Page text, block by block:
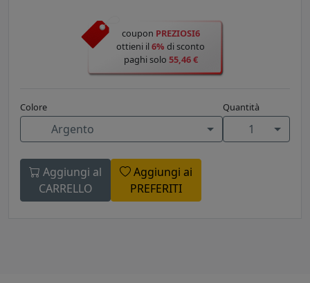
coupon PREZIOSI6
ottieni il6% di sconto
paghi solo 55,46 €
Colore
Argento
Quantità
1
Aggiungi al
CARRELLO
Aggiungi ai
PREFERITI